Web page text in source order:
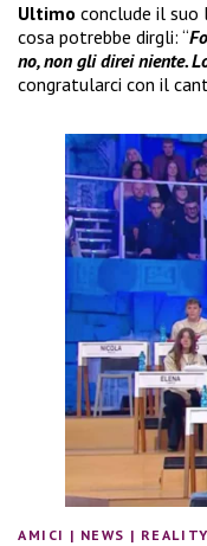
Ultimo conclude il suo
cosa potrebbe dirgli: “
no, non gli direi niente.
congratularci con il
AMICI | NEWS | REALITY